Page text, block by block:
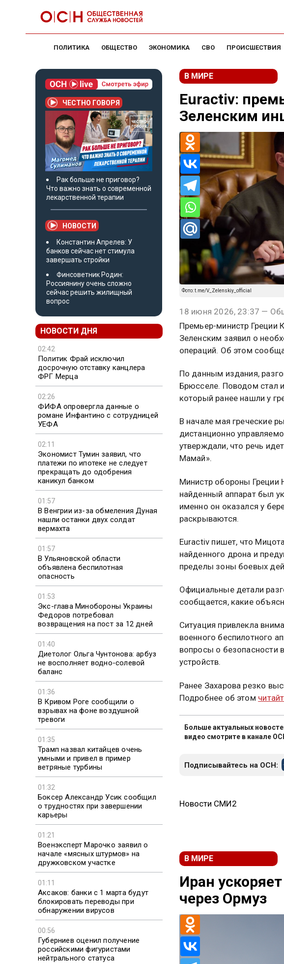
ПОЛИТИКА ОБЩЕСТВО ЭКОНОМИКА СВО ПРОИСШЕСТВИЯ
ЧЕСТНО ГОВОРЯ
Рак больше не приговор?
Что важно знать о современной
лекарственной терапии
НОВОСТИ
Константин Апрелев: У
банков сейчас нет стимула
завершать стройки
Финсоветник Родин:
Россиянину очень сложно
сейчас решить жилищный
вопрос
НОВОСТИ ДНЯ
02:42
Политик Фрай исключил
досрочную отставку канцлера
ФРГ Мерца
02:26
ФИФА опровергла данные о
романе Инфантино с сотрудницей
УЕФА
02:11
Экономист Тумин заявил, что
платежи по ипотеке не следует
прекращать до одобрения
каникул банком
01:57
В Венгрии из-за обмеления Дуная
нашли останки двух солдат
вермахта
01:57
В Ульяновской области
объявлена беспилотная
опасность
01:53
Экс-глава Минобороны Украины
Федоров потребовал
возвращения на пост за 12 дней
01:40
Диетолог Ольга Чунтонова: арбуз
не восполняет водно-солевой
баланс
01:36
В Кривом Роге сообщили о
взрывах на фоне воздушной
тревоги
01:35
Трамп назвал китайцев очень
умными и привел в пример
ветряные турбины
01:32
Боксер Александр Усик сообщил
о трудностях при завершении
карьеры
01:21
Военэксперт Марочко заявил о
начале «мясных штурмов» на
дружковском участке
01:11
Аксаков: банки с 1 марта будут
блокировать переводы при
обнаружении вирусов
00:56
Губерниев оценил получение
российскими фигуристами
нейтрального статуса
В МИРЕ
Euractiv:
Зеленским
Фото: t.me/V_Zelenskiy_official
18 июня 2026, 23:37 —
Премьер-министр Греции
Зеленским заявил о
операций. Об этом
По данным издания,
Брюсселе. Поводом стал
который ранее нашли у
В начале мая греческие
дистанционно
утверждали, что речь
Мамай».
Министр обороны Греции
найденный аппарат был
именно он оказался у
раскрываются.
Euractiv пишет, что
найденного дрона и
пределы зоны боевых
Официальные детали
сообщается, какие
Ситуация привлекла
военного беспилотного
вопросы о безопасности
устройств.
Ранее Захарова резко
Подробнее об этом
Больше актуальных
видео смотрите в канале
Подписывайтесь на ОСН:
Новости СМИ2
В МИРЕ
Иран
через Ормуз